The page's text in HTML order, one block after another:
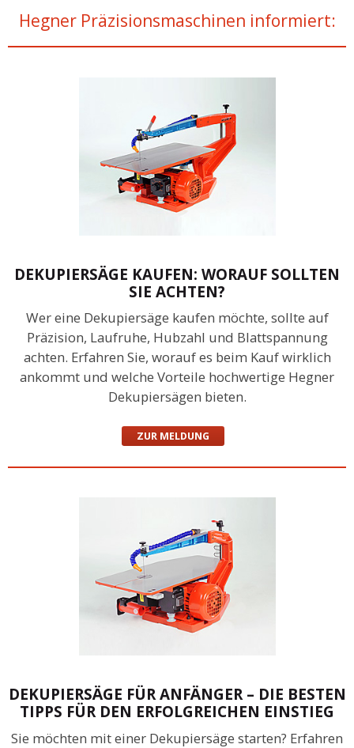
Hegner Präzisionsmaschinen informiert:
DEKUPIERSÄGE KAUFEN: WORAUF SOLLTEN
SIE ACHTEN?
Wer eine Dekupiersäge kaufen möchte, sollte auf
Präzision, Laufruhe, Hubzahl und Blattspannung
achten. Erfahren Sie, worauf es beim Kauf wirklich
ankommt und welche Vorteile hochwertige Hegner
Dekupiersägen bieten.
ZUR MELDUNG
DEKUPIERSÄGE FÜR ANFÄNGER – DIE BESTEN
TIPPS FÜR DEN ERFOLGREICHEN EINSTIEG
Sie möchten mit einer Dekupiersäge starten? Erfahren